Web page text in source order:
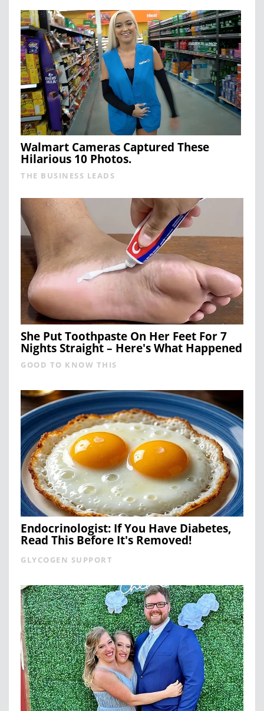
Walmart Cameras Captured These
Hilarious 10 Photos.
THE BUSINESS LEADS
She Put Toothpaste On Her Feet For 7
Nights Straight – Here's What Happened
GOOD TO KNOW THIS
Endocrinologist: If You Have Diabetes,
Read This Before It's Removed!
GLYCOGEN SUPPORT